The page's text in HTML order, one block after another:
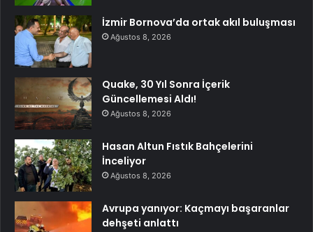
İzmir Bornova’da ortak akıl buluşması
Ağustos 8, 2026
Quake, 30 Yıl Sonra İçerik
Güncellemesi Aldı!
Ağustos 8, 2026
Hasan Altun Fıstık Bahçelerini
İnceliyor
Ağustos 8, 2026
Avrupa yanıyor: Kaçmayı başaranlar
dehşeti anlattı